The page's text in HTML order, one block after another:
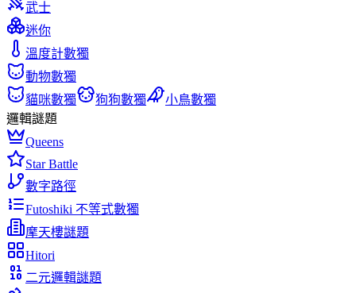
武士
迷你
溫度計數獨
動物數獨
貓咪數獨
狗狗數獨
小鳥數獨
邏輯謎題
Queens
Star Battle
數字路徑
Futoshiki 不等式數獨
摩天樓謎題
Hitori
二元邏輯謎題